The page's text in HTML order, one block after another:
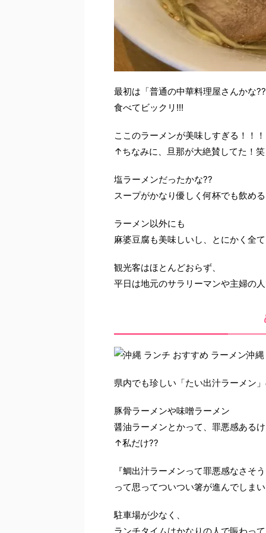
最初は「普通の中華料理屋さんかな
食べてビックリ!!!
ここのラーメンが美味しすぎる！！！
↑ちなみに、旦那が大絶賛してた！笑
塩ラーメンだったかな??
スープがかなり優しく何杯でも飲め
ラーメン以外にも
麻婆豆腐も美味しいし、とにかく全
観光客はほとんどおらず、
平日は地元のサラリーマンや主婦の
県内でも珍しい「たい出汁ラーメン
豚骨ラーメンや味噌ラーメン
醤油ラーメンとかって、罪悪感ある
↑私だけ??
『鯛出汁ラーメンって罪悪感なさそ
って思ってついつい箸が進んでしま
駐車場が少なく、